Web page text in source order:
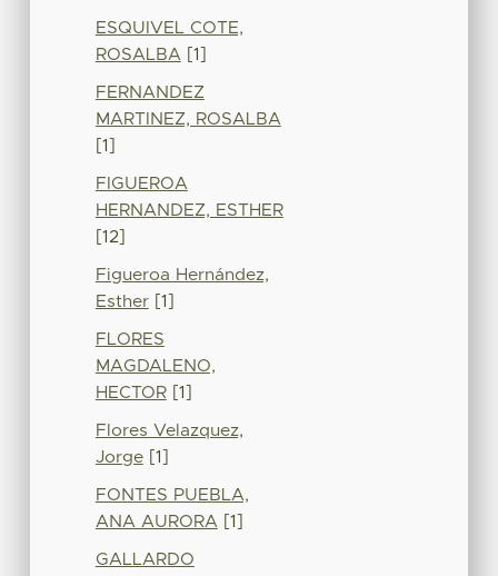
ESQUIVEL COTE,
ROSALBA [1]
FERNANDEZ
MARTINEZ, ROSALBA
[1]
FIGUEROA
HERNANDEZ, ESTHER
[12]
Figueroa Hernández,
Esther[1]
FLORES
MAGDALENO,
HECTOR[1]
Flores Velazquez,
Jorge[1]
FONTES PUEBLA,
ANA AURORA [1]
GALLARDO